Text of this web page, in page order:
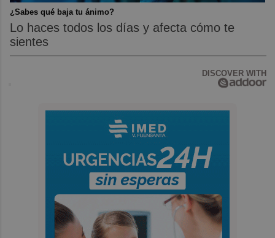
¿Sabes qué baja tu ánimo?
Lo haces todos los días y afecta cómo te
sientes
DISCOVER WITH